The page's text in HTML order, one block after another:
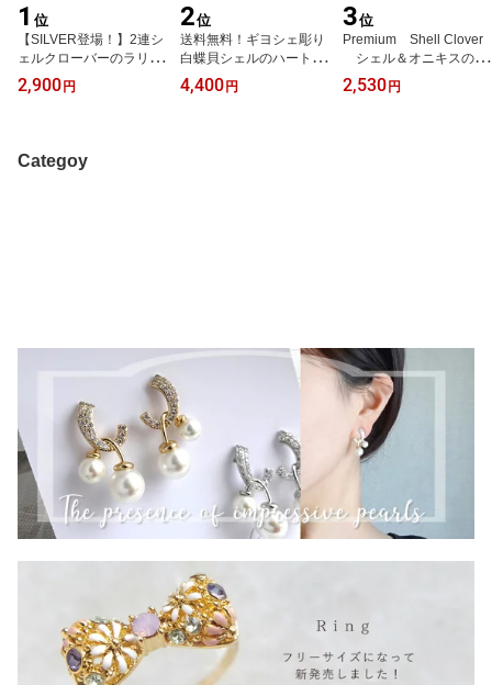
1 位
【SILVER登場！】2連シ
ェルクローバーのラリエ
ットネックレス・スライ
ドボールで調節自在（ne
クセサリー UR
2,900 円
2位
送料無料！ギヨシェ彫り
白蝶貝シェルのハートト
ップネックレス（nec02
5）メール便OK アジャ
4,400 円
3位
Premium Shell Clover
シェル＆オニキスのMI
NIバタフライピアス ノ
ンホール加工OK pie07
2,530 円
Categoy